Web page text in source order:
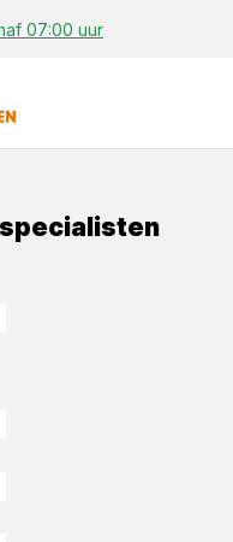
07:00 uur
specialisten